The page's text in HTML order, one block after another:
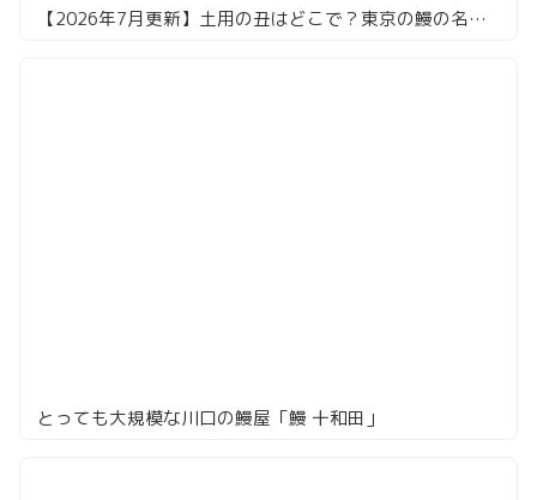
【2026年7月更新】土用の丑はどこで？東京の鰻の名店16選。共水・天然・江戸前まで食べ倒してきました！
とっても大規模な川口の鰻屋「鰻 十和田」